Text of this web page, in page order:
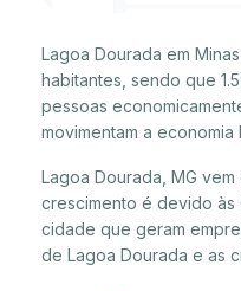
Lagoa Dourada em
habitantes, sendo que
pessoas
movimentam a economia
Lagoa Dourada, MG
crescimento é devido às
cidade que geram
de Lagoa Dourada e as